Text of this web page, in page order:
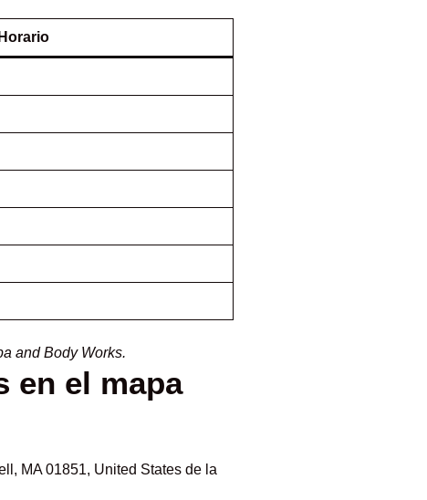
Horario
and Body Works.
en el mapa
MA 01851, United States de la